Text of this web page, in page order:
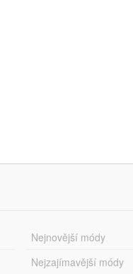
Nejnovější módy
Nejzajímavější módy